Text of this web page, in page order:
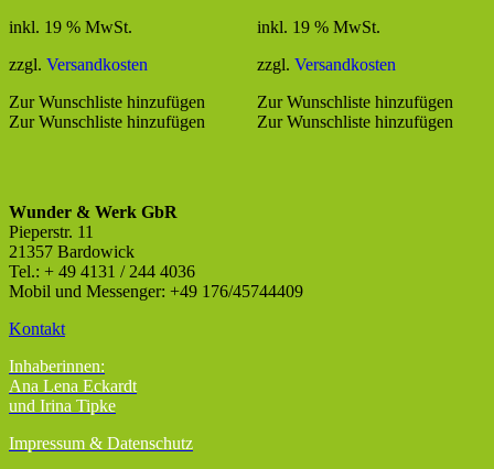
inkl. 19 % MwSt.
zzgl. Versandkosten
Zur Wunschliste hinzufügen
Zur Wunschliste hinzufügen
inkl. 19 % MwSt.
zzgl. Versandkosten
Zur Wunschliste hinzufügen
Zur Wunschliste hinzufügen
Wunder & Werk GbR
Pieperstr. 11
21357 Bardowick
Tel.: + 49 4131 / 244 4036
Mobil und Messenger: +49 176/45744409
Kontakt
Inhaberinnen:
Ana Lena Eckardt
und Irina Tipke
Impressum & Datenschutz